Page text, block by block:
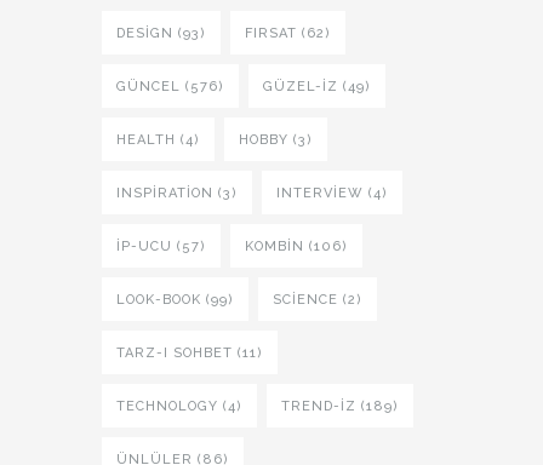
DESIGN (93) FIRSAT (62)
GÜNCEL (576) GÜZEL-IZ (49)
HEALTH (4) HOBBY (3)
INSPIRATION (3) INTERVIEW (4)
İP-UCU (57) KOMBIN (106)
LOOK-BOOK (99) SCIENCE (2)
TARZ-I SOHBET (11)
TECHNOLOGY (4) TREND-IZ (189)
ÜNLÜLER (86)